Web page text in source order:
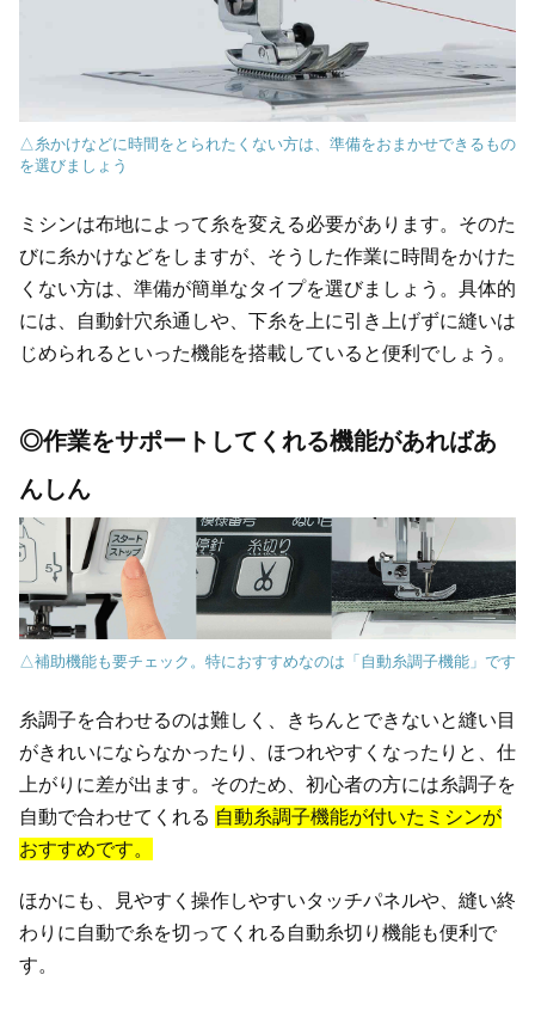
△糸かけなどに時間をとられたくない方は、準備をおまかせできるもの
を選びましょう
ミシンは布地によって糸を変える必要があります。そのた
びに糸かけなどをしますが、そうした作業に時間をかけた
くない方は、準備が簡単なタイプを選びましょう。具体的
には、自動針穴糸通しや、下糸を上に引き上げずに縫いは
じめられるといった機能を搭載していると便利でしょう。
◎作業をサポートしてくれる機能があればあ
んしん
△補助機能も要チェック。特におすすめなのは「自動糸調子機能」です
糸調子を合わせるのは難しく、きちんとできないと縫い目
がきれいにならなかったり、ほつれやすくなったりと、仕
上がりに差が出ます。そのため、初心者の方には糸調子を
自動で合わせてくれる 自動糸調子機能が付いたミシンが
おすすめです。
ほかにも、見やすく操作しやすいタッチパネルや、縫い終
わりに自動で糸を切ってくれる自動糸切り機能も便利で
す。